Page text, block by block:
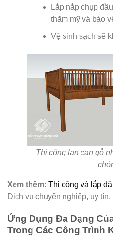
Lắp nắp chụp
thẩm mỹ và bảo
Vệ sinh sạch sẽ
Thi công lan can gỗ
Xem thêm: Thi công và lắp
Dịch vụ chuyên nghiệp, uy tín.
Ứng Dụng Đa Dạng
Trong Các Công Trình